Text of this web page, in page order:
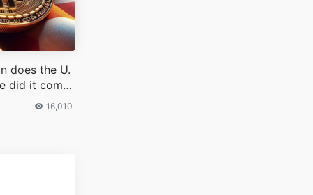
does the U.
did it come
16,010